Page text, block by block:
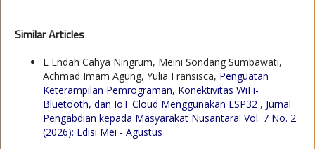
Similar Articles
L Endah Cahya Ningrum, Meini Sondang Sumbawati,
Achmad Imam Agung, Yulia Fransisca, Penguatan
Keterampilan Pemrograman, Konektivitas WiFi-
Bluetooth, dan IoT Cloud Menggunakan ESP32 , Jurnal
Pengabdian kepada Masyarakat Nusantara: Vol. 7 No. 2
(2026): Edisi Mei - Agustus